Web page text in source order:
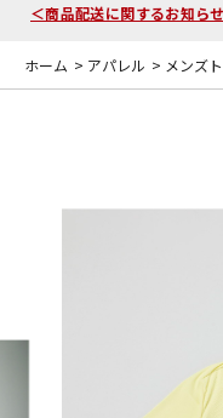
＜夏季休暇中のご注文・発
ホーム > アパレル > メンズ